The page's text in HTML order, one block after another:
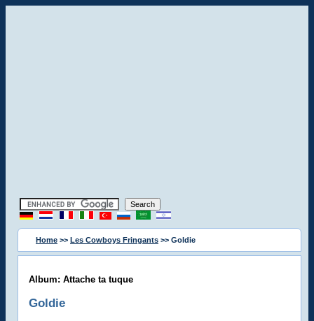
Home >> Les Cowboys Fringants >> Goldie
Album: Attache ta tuque
Goldie